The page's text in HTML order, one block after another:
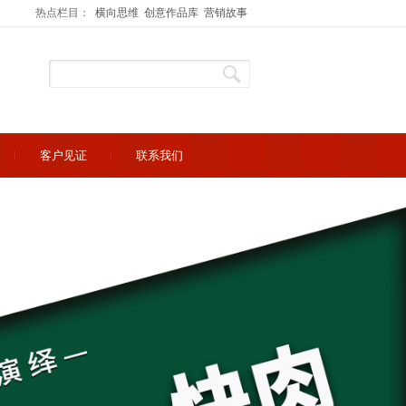
热点栏目： 横向思维 创意作品库 营销故事
客户见证 联系我们